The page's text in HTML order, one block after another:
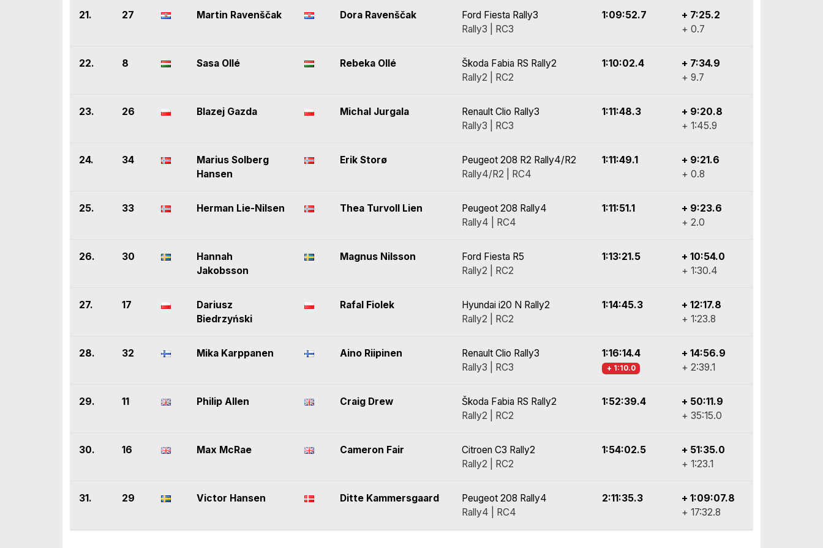
21. 27 Martin Ravenščak Dora Ravenščak
Ford Fiesta Rally3
Rally3 | RC3
1:09:52.7
+ 7:25.2
+ 0.7
22. 8 Sasa Ollé Rebeka Ollé
Škoda Fabia RS Rally2
Rally2 | RC2
1:10:02.4
+ 7:34.9
+ 9.7
23. 26 Blazej Gazda Michal Jurgala
Renault Clio Rally3
Rally3 | RC3
1:11:48.3
+ 9:20.8
+ 1:45.9
24. 34
Marius Solberg
Hansen
Erik Storø
Peugeot 208 R2 Rally4/R2
Rally4/R2 | RC4
1:11:49.1
+ 9:21.6
+ 0.8
25. 33 Herman Lie-Nilsen Thea Turvoll Lien
Peugeot 208 Rally4
Rally4 | RC4
1:11:51.1
+ 9:23.6
+ 2.0
26. 30
Hannah
Jakobsson
Magnus Nilsson
Ford Fiesta R5
Rally2 | RC2
1:13:21.5
+ 10:54.0
+ 1:30.4
27. 17
Dariusz
Biedrzyński
Rafal Fiolek
Hyundai i20 N Rally2
Rally2 | RC2
1:14:45.3
+ 12:17.8
+ 1:23.8
28. 32 Mika Karppanen Aino Riipinen
Renault Clio Rally3
Rally3 | RC3
1:16:14.4
+ 1:10.0
+ 14:56.9
+ 2:39.1
29. 11 Philip Allen Craig Drew
Škoda Fabia RS Rally2
Rally2 | RC2
1:52:39.4
+ 50:11.9
+ 35:15.0
30. 16 Max McRae Cameron Fair
Citroen C3 Rally2
Rally2 | RC2
1:54:02.5
+ 51:35.0
+ 1:23.1
31. 29 Victor Hansen Ditte Kammersgaard
Peugeot 208 Rally4
Rally4 | RC4
2:11:35.3
+ 1:09:07.8
+ 17:32.8